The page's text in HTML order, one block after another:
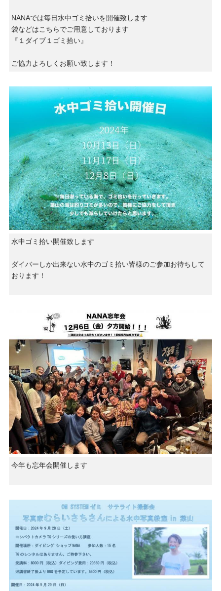
NANAでは毎日水中ゴミ拾いを開催致します
袋などはこちらでご用意しております
『１ダイブ１ゴミ拾い』
ご協力よろしくお願い致します！
水中ゴミ拾い開催致します
ダイバーしか出来ない水中のゴミ拾い皆様のご参加お待ちして
おります！
今年も忘年会開催します